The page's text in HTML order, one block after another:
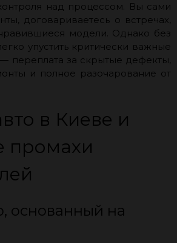
над процессом. Вы сами
договариваетесь о встречах,
модели. Однако без
упустить критически важные
— переплата за скрытые дефекты,
и полное разочарование от
в Киеве и
промахи
основанный на